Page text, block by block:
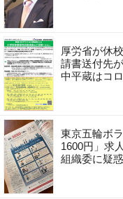
厚労省が休
請書送付先
中平蔵はコ
東京五輪ボ
1600円」求
組織委に疑